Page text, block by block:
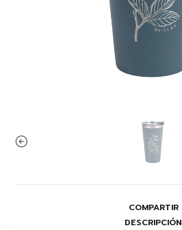
COMPARTIR
DESCRIPCIÓN